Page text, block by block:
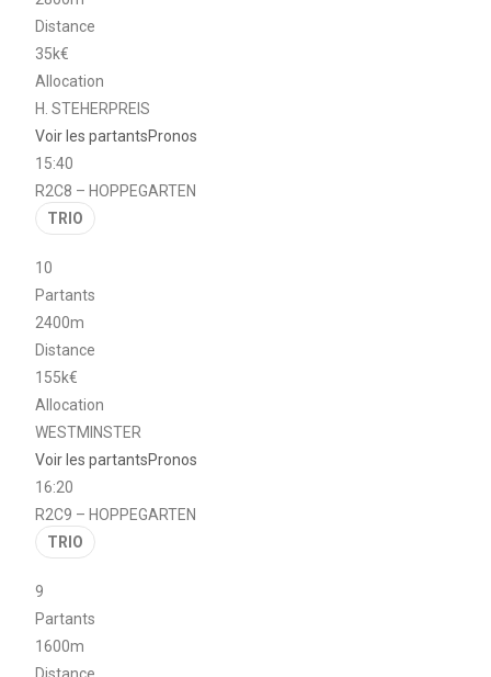
Distance
35k€
Allocation
H. STEHERPREIS
Voir les partantsPronos
15:40
R2C8 – HOPPEGARTEN
TRIO
10
Partants
2400m
Distance
155k€
Allocation
WESTMINSTER
Voir les partantsPronos
16:20
R2C9 – HOPPEGARTEN
TRIO
9
Partants
1600m
Distance